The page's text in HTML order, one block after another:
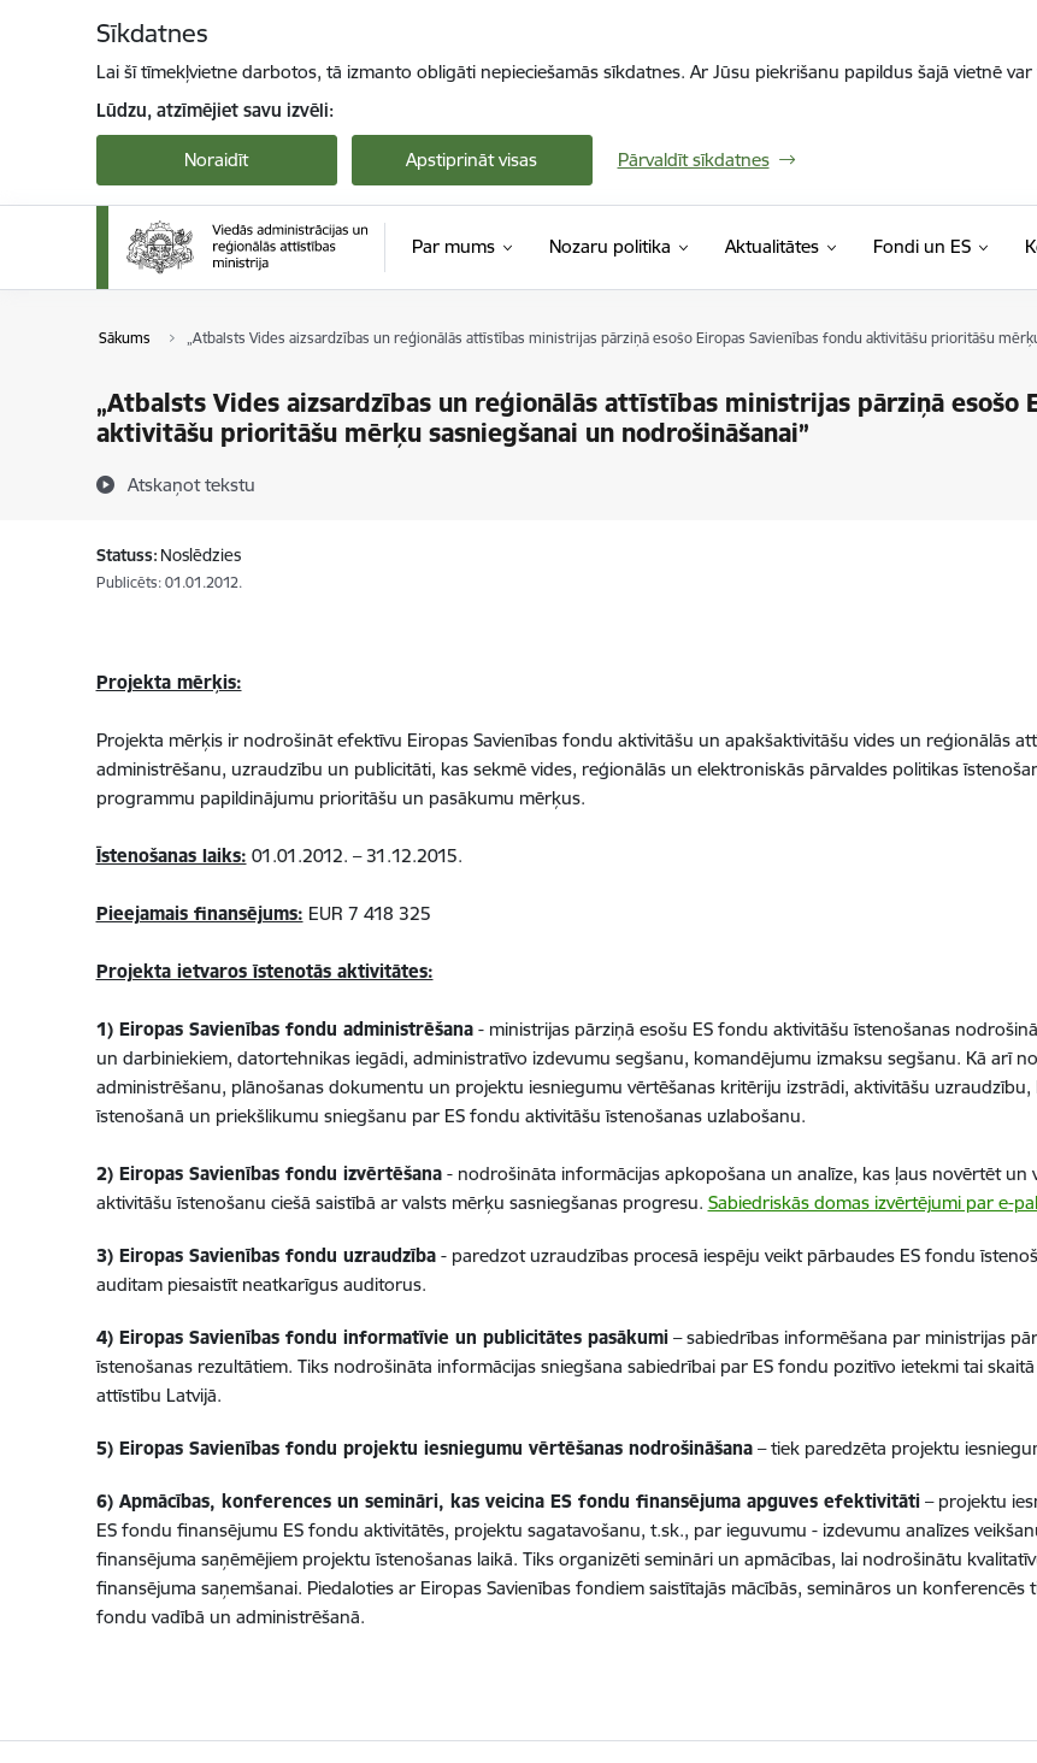
Sīkdatnes
Lai šī tīmekļvietne darbotos, tā izmanto obligāti nepieciešamās sīkdatnes. Ar Jūsu piekrišanu papildus šajā vietnē
Lūdzu, atzīmējiet savu izvēli:
Noraidīt Apstiprināt visas Pārvaldīt sīkdatnes
Par mums Nozaru politika Aktualitātes Fondi un ES
Sākums „Atbalsts Vides aizsardzības un reģionālās attīstības ministrijas pārziņā esošo Eiropas Savienības fondu aktivitāšu prioritāšu
„Atbalsts Vides aizsardzības un reģionālās attīstības ministrijas pārziņā esošo
aktivitāšu prioritāšu mērķu sasniegšanai un nodrošināšanai”
Atskaņot tekstu
Statuss: Noslēdzies
Publicēts: 01.01.2012.
Projekta mērķis:
Projekta mērķis ir nodrošināt efektīvu Eiropas Savienības fondu aktivitāšu un apakšaktivitāšu vides un reģionālās
administrēšanu, uzraudzību un publicitāti, kas sekmē vides, reģionālās un elektroniskās pārvaldes politikas
programmu papildinājumu prioritāšu un pasākumu mērķus.
Īstenošanas laiks: 01.01.2012. – 31.12.2015.
Pieejamais finansējums: EUR 7 418 325
Projekta ietvaros īstenotās aktivitātes:
1) Eiropas Savienības fondu administrēšana- ministrijas pārziņā esošu ES fondu aktivitāšu īstenošanas
un darbiniekiem, datortehnikas iegādi, administratīvo izdevumu segšanu, komandējumu izmaksu segšanu. Kā arī
administrēšanu, plānošanas dokumentu un projektu iesniegumu vērtēšanas kritēriju izstrādi, aktivitāšu
īstenošanā un priekšlikumu sniegšanu par ES fondu aktivitāšu īstenošanas uzlabošanu.
2) Eiropas Savienības fondu izvērtēšana- nodrošināta informācijas apkopošana un analīze, kas ļaus novērtēt un
aktivitāšu īstenošanu ciešā saistībā ar valsts mērķu sasniegšanas progresu. Sabiedriskās domas izvērtējumi par e-
3) Eiropas Savienības fondu uzraudzība- paredzot uzraudzības procesā iespēju veikt pārbaudes ES fondu
auditam piesaistīt neatkarīgus auditorus.
4) Eiropas Savienības fondu informatīvie un publicitātes pasākumi– sabiedrības informēšana par ministrijas
īstenošanas rezultātiem. Tiks nodrošināta informācijas sniegšana sabiedrībai par ES fondu pozitīvo ietekmi tai
attīstību Latvijā.
5) Eiropas Savienības fondu projektu iesniegumu vērtēšanas nodrošināšana– tiek paredzēta projektu
6) Apmācības, konferences un semināri, kas veicina ES fondu finansējuma apguves efektivitāti– projektu
ES fondu finansējumu ES fondu aktivitātēs, projektu sagatavošanu, t.sk., par ieguvumu - izdevumu analīzes
finansējuma saņēmējiem projektu īstenošanas laikā. Tiks organizēti semināri un apmācības, lai nodrošinātu
finansējuma saņemšanai. Piedaloties ar Eiropas Savienības fondiem saistītajās mācībās, semināros un konferencēs
fondu vadībā un administrēšanā.